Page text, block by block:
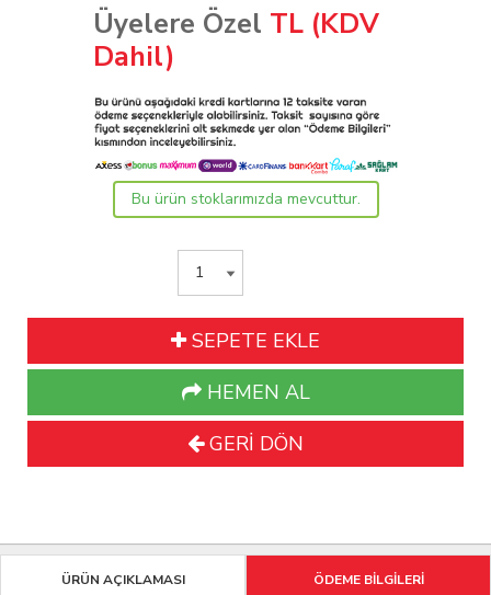
Üyelere Özel TL (KDV
Dahil)
Bu ürün stoklarımızda mevcuttur.
SEPETE EKLE
HEMEN AL
GERİ DÖN
ÜRÜN AÇIKLAMASI ÖDEME BİLGİLERİ